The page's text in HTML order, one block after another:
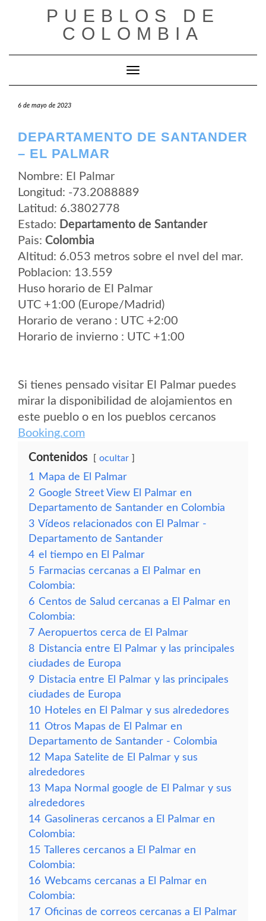
PUEBLOS DE
COLOMBIA
Cambiar modo de navegación
6 de mayo de 2023
DEPARTAMENTO DE SANTANDER
– EL PALMAR
Nombre: El Palmar
Longitud: -73.2088889
Latitud: 6.3802778
Estado: Departamento de Santander
Pais: Colombia
Altitud: 6.053 metros sobre el nvel del mar.
Poblacion: 13.559
Huso horario de El Palmar
UTC +1:00 (Europe/Madrid)
Horario de verano : UTC +2:00
Horario de invierno : UTC +1:00
Si tienes pensado visitar El Palmar puedes
mirar la disponibilidad de alojamientos en
este pueblo o en los pueblos cercanos
Booking.com
Contenidos ocultar
1
Mapa de El Palmar
2 Google Street View El Palmar en
Departamento de Santander en Colombia
3 Vídeos relacionados con El Palmar -
Departamento de Santander
4 el tiempo en El Palmar
5 Farmacias cercanas a El Palmar en
Colombia:
6 Centos de Salud cercanas a El Palmar en
Colombia:
7 Aeropuertos cerca de El Palmar
8 Distancia entre El Palmar y las principales
ciudades de Europa
9 Distacia entre El Palmar y las principales
ciudades de Europa
10 Hoteles en El Palmar y sus alrededores
11 Otros Mapas de El Palmar en
Departamento de Santander - Colombia
12 Mapa Satelite de El Palmar y sus
alrededores
13 Mapa Normal google de El Palmar y sus
alrededores
14 Gasolineras cercanos a El Palmar en
Colombia:
15 Talleres cercanos a El Palmar en
Colombia:
16 Webcams cercanas a El Palmar en
Colombia:
17 Oficinas de correos cercanas a El Palmar